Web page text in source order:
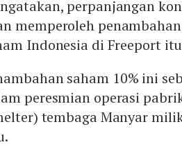
perpanjangan
memperoleh
Indonesia di Freeport
saham 10% ini
peresmian operasi
tembaga Manyar